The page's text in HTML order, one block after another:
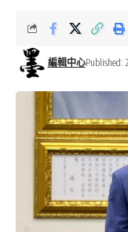
編輯中心Published: